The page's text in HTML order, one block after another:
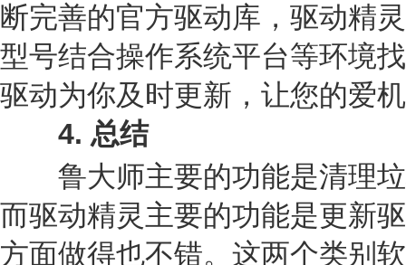
断完善的官方驱动库，驱动精
型号结合操作系统平台等环境
驱动为你及时更新，让您的爱
4. 总结
鲁大师主要的功能是清理垃
而驱动精灵主要的功能是更新
方面做得也不错。这两个类别